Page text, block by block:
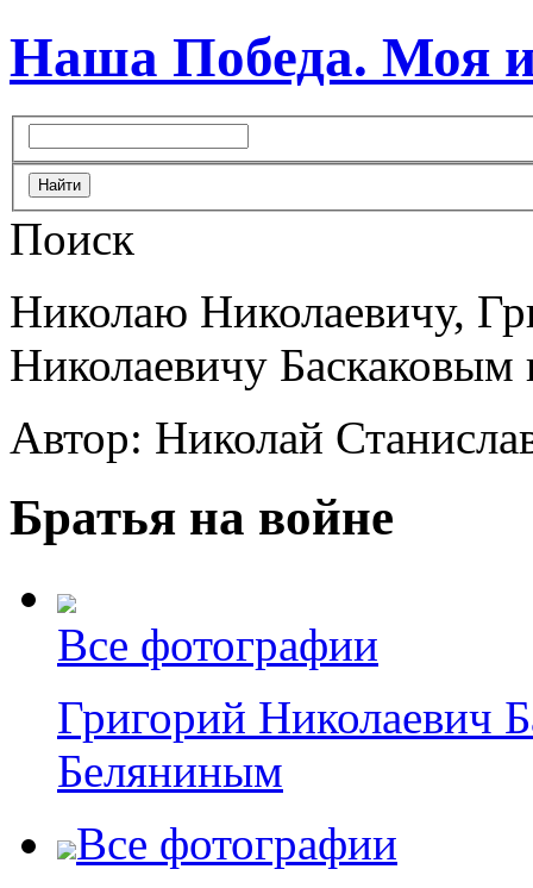
Наша Победа. Моя
Поиск
Николаю Николаевичу,
Николаевичу Баскаковым
Автор: Николай
Братья на войне
Все фотографии
Григорий Николаевич
Беляниным
Все фотографии